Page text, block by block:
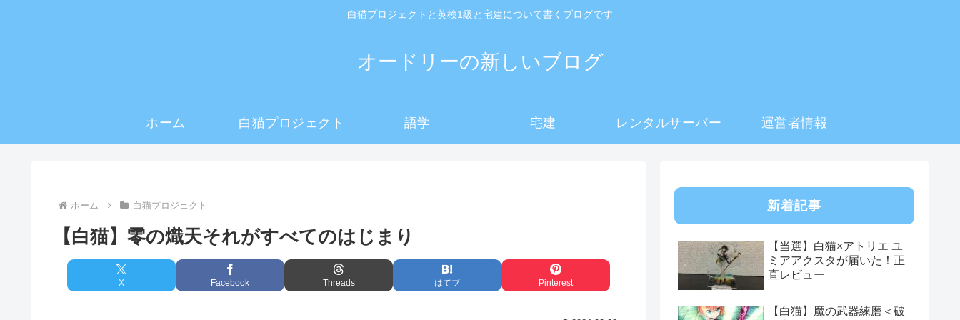
白猫プロジェクトと英検1級と宅建について書くブログです
オードリーの新しいブログ
ホーム 白猫プロジェクト 語学 宅建 レンタルサーバー 運営者情報
ホーム 白猫プロジェクト
【白猫】零の熾天それがすべてのはじまり
X Facebook Threads はてブ Pinterest
新着記事
【当選】白猫×アトリエ ユ
ミアアクスタが届いた！正
直レビュー
【白猫】魔の武器練磨＜破